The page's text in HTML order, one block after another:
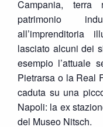
Campania,
patrimonio
all’imprenditoria
lasciato alcuni dei
esempio l’attuale
Pietrarsa o la Real
caduta su una
Napoli: la ex
del Museo Nitsch.